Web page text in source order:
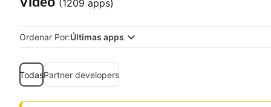
(1209 apps)
Ordenar Por:Últimas apps
TodasPartner developers